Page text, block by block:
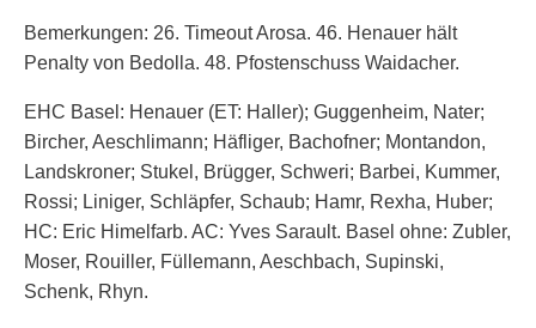
Bemerkungen: 26. Timeout Arosa. 46. Henauer hält
Penalty von Bedolla. 48. Pfostenschuss Waidacher.
EHC Basel: Henauer (ET: Haller); Guggenheim, Nater;
Bircher, Aeschlimann; Häfliger, Bachofner; Montandon,
Landskroner; Stukel, Brügger, Schweri; Barbei, Kummer,
Rossi; Liniger, Schläpfer, Schaub; Hamr, Rexha, Huber;
HC: Eric Himelfarb. AC: Yves Sarault. Basel ohne: Zubler,
Moser, Rouiller, Füllemann, Aeschbach, Supinski,
Schenk, Rhyn.